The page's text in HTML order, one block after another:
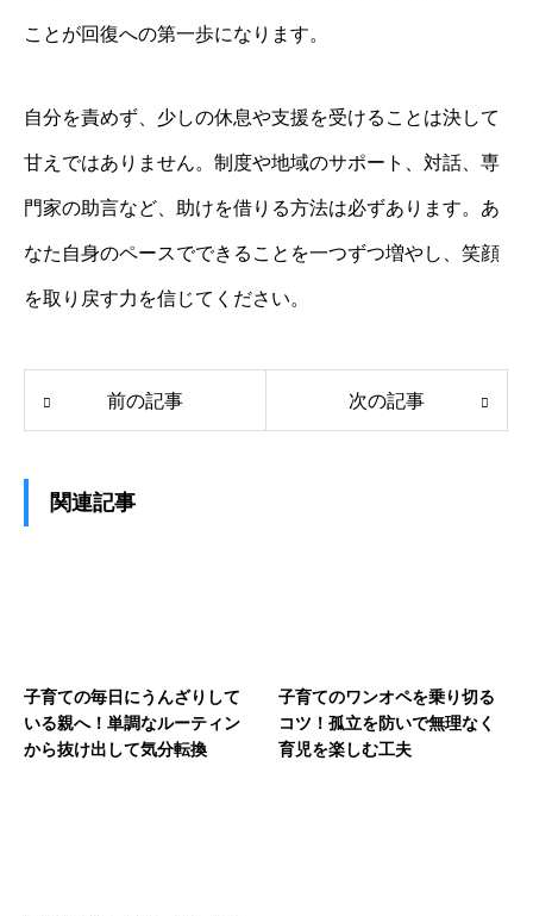
ことが回復への第一歩になります。
自分を責めず、少しの休息や支援を受けることは決して
甘えではありません。制度や地域のサポート、対話、専
門家の助言など、助けを借りる方法は必ずあります。あ
なた自身のペースでできることを一つずつ増やし、笑顔
を取り戻す力を信じてください。
前の記事 次の記事
関連記事
子育ての毎日にうんざりして
いる親へ！単調なルーティン
から抜け出して気分転換
子育てのワンオペを乗り切る
コツ！孤立を防いで無理なく
育児を楽しむ工夫